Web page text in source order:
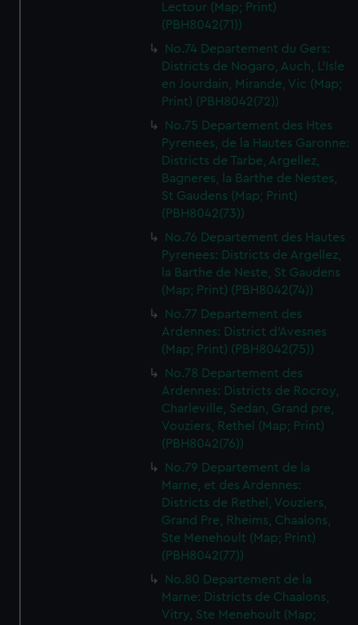
Lectour (Map; Print)
(PBH8042(71))
No.74 Departement du Gers:
Districts de Nogaro, Auch, L'Isle
en Jourdain, Mirande, Vic (Map;
Print) (PBH8042(72))
No.75 Departement des Htes
Pyrenees, de la Hautes Garonne:
Districts de Tarbe, Argellez,
Bagneres, la Barthe de Nestes,
St Gaudens (Map; Print)
(PBH8042(73))
No.76 Departement des Hautes
Pyrenees: Districts de Argellez,
la Barthe de Neste, St Gaudens
(Map; Print) (PBH8042(74))
No.77 Departement des
Ardennes: District d'Avesnes
(Map; Print) (PBH8042(75))
No.78 Departement des
Ardennes: Districts de Rocroy,
Charleville, Sedan, Grand pre,
Vouziers, Rethel (Map; Print)
(PBH8042(76))
No.79 Departement de la
Marne, et des Ardennes:
Districts de Rethel, Vouziers,
Grand Pre, Rheims, Chaalons,
Ste Menehoult (Map; Print)
(PBH8042(77))
No.80 Departement de la
Marne: Districts de Chaalons,
Vitry, Ste Menehoult (Map;